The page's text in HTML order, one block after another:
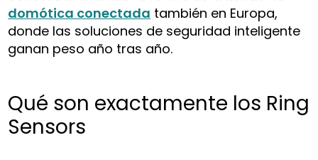
domótica conectada también en Europa,
donde las soluciones de seguridad inteligente
ganan peso año tras año.
Qué son exactamente los Ring
Sensors